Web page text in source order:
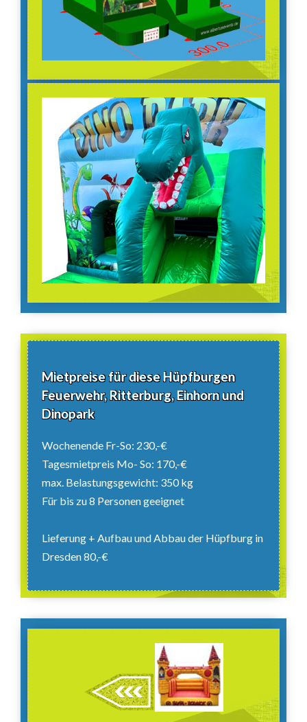
Mietpreise für diese Hüpfburgen
Feuerwehr, Ritterburg, Einhorn und
Dinopark
Wochenende Fr-So: 230,-€
Tagesmietpreis Mo- So: 170,-€
max. Belastungsgewicht: 350 kg
Für bis zu 8 Personen geeignet
Lieferung + Aufbau und Abbau der Hüpfburg in
Dresden 80,-€